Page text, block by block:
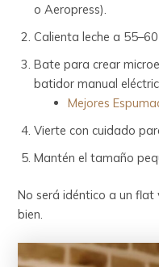
o Aeropress).
Calienta leche a 55–60
Bate para crear
batidor manual
Mejores
Vierte con cuidado
Mantén el tamaño
No será idéntico a un
bien.